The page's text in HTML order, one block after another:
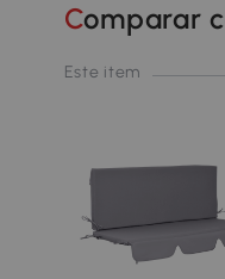
Comparar
Este item